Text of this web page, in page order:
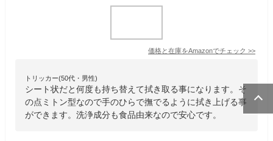
価格と在庫をAmazonでチェック >>
トリッカー(50代・男性)
シート状だと何度も持ち替えて拭き取る事になります。そ
の点ミトン型なので手のひらで撫でるように拭き上げる事
ができます。洗浄成分も食品由来なので安心です。